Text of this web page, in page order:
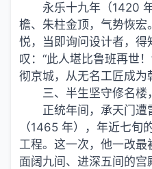
永乐十九年（1420
檐、朱柱金顶，气势恢
悦，当即询问设计者，
叹：“此人堪比鲁班再世
彻京城，从无名工匠成为
三、半生坚守修名楼
正统年间，承天门
（1465 年），年近七旬
工程。这一次，他一改
面阔九间、进深五间的